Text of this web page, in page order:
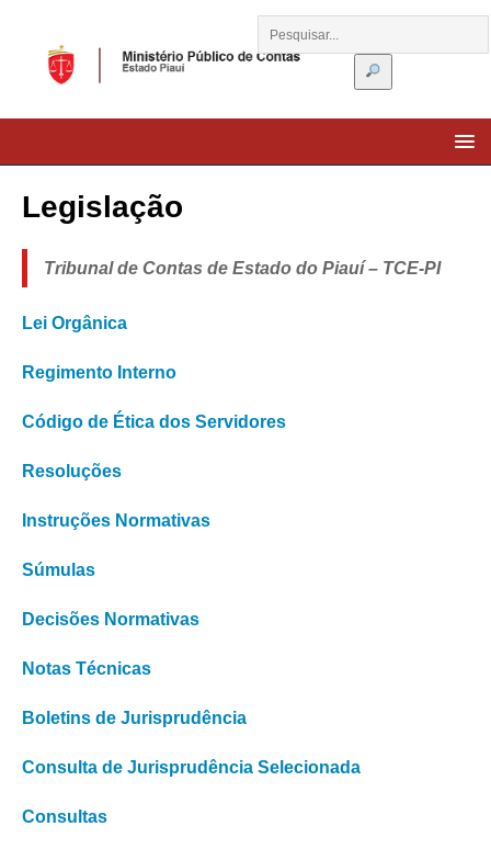
Legislação
Tribunal de Contas de Estado do Piauí – TCE-PI
Lei Orgânica
Regimento Interno
Código de Ética dos Servidores
Resoluções
Instruções Normativas
Súmulas
Decisões Normativas
Notas Técnicas
Boletins de Jurisprudência
Consulta de Jurisprudência Selecionada
Consultas